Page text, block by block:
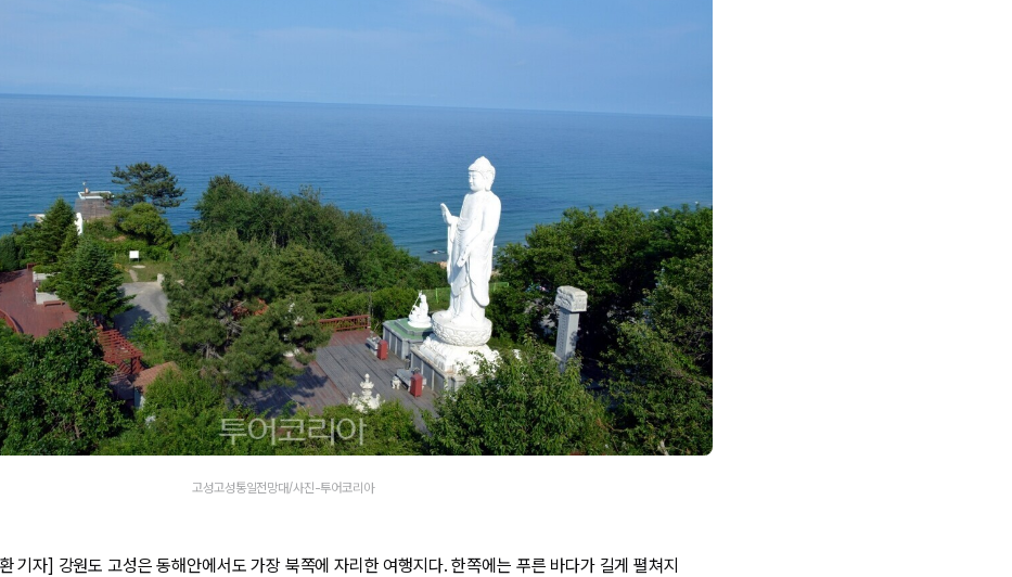
고성고성통일전망대/사진-투어코리아
기자] 강원도 고성은 동해안에서도 가장 북쪽에 자리한 여행지다. 한쪽에는 푸른 바다가 길게 펼쳐지